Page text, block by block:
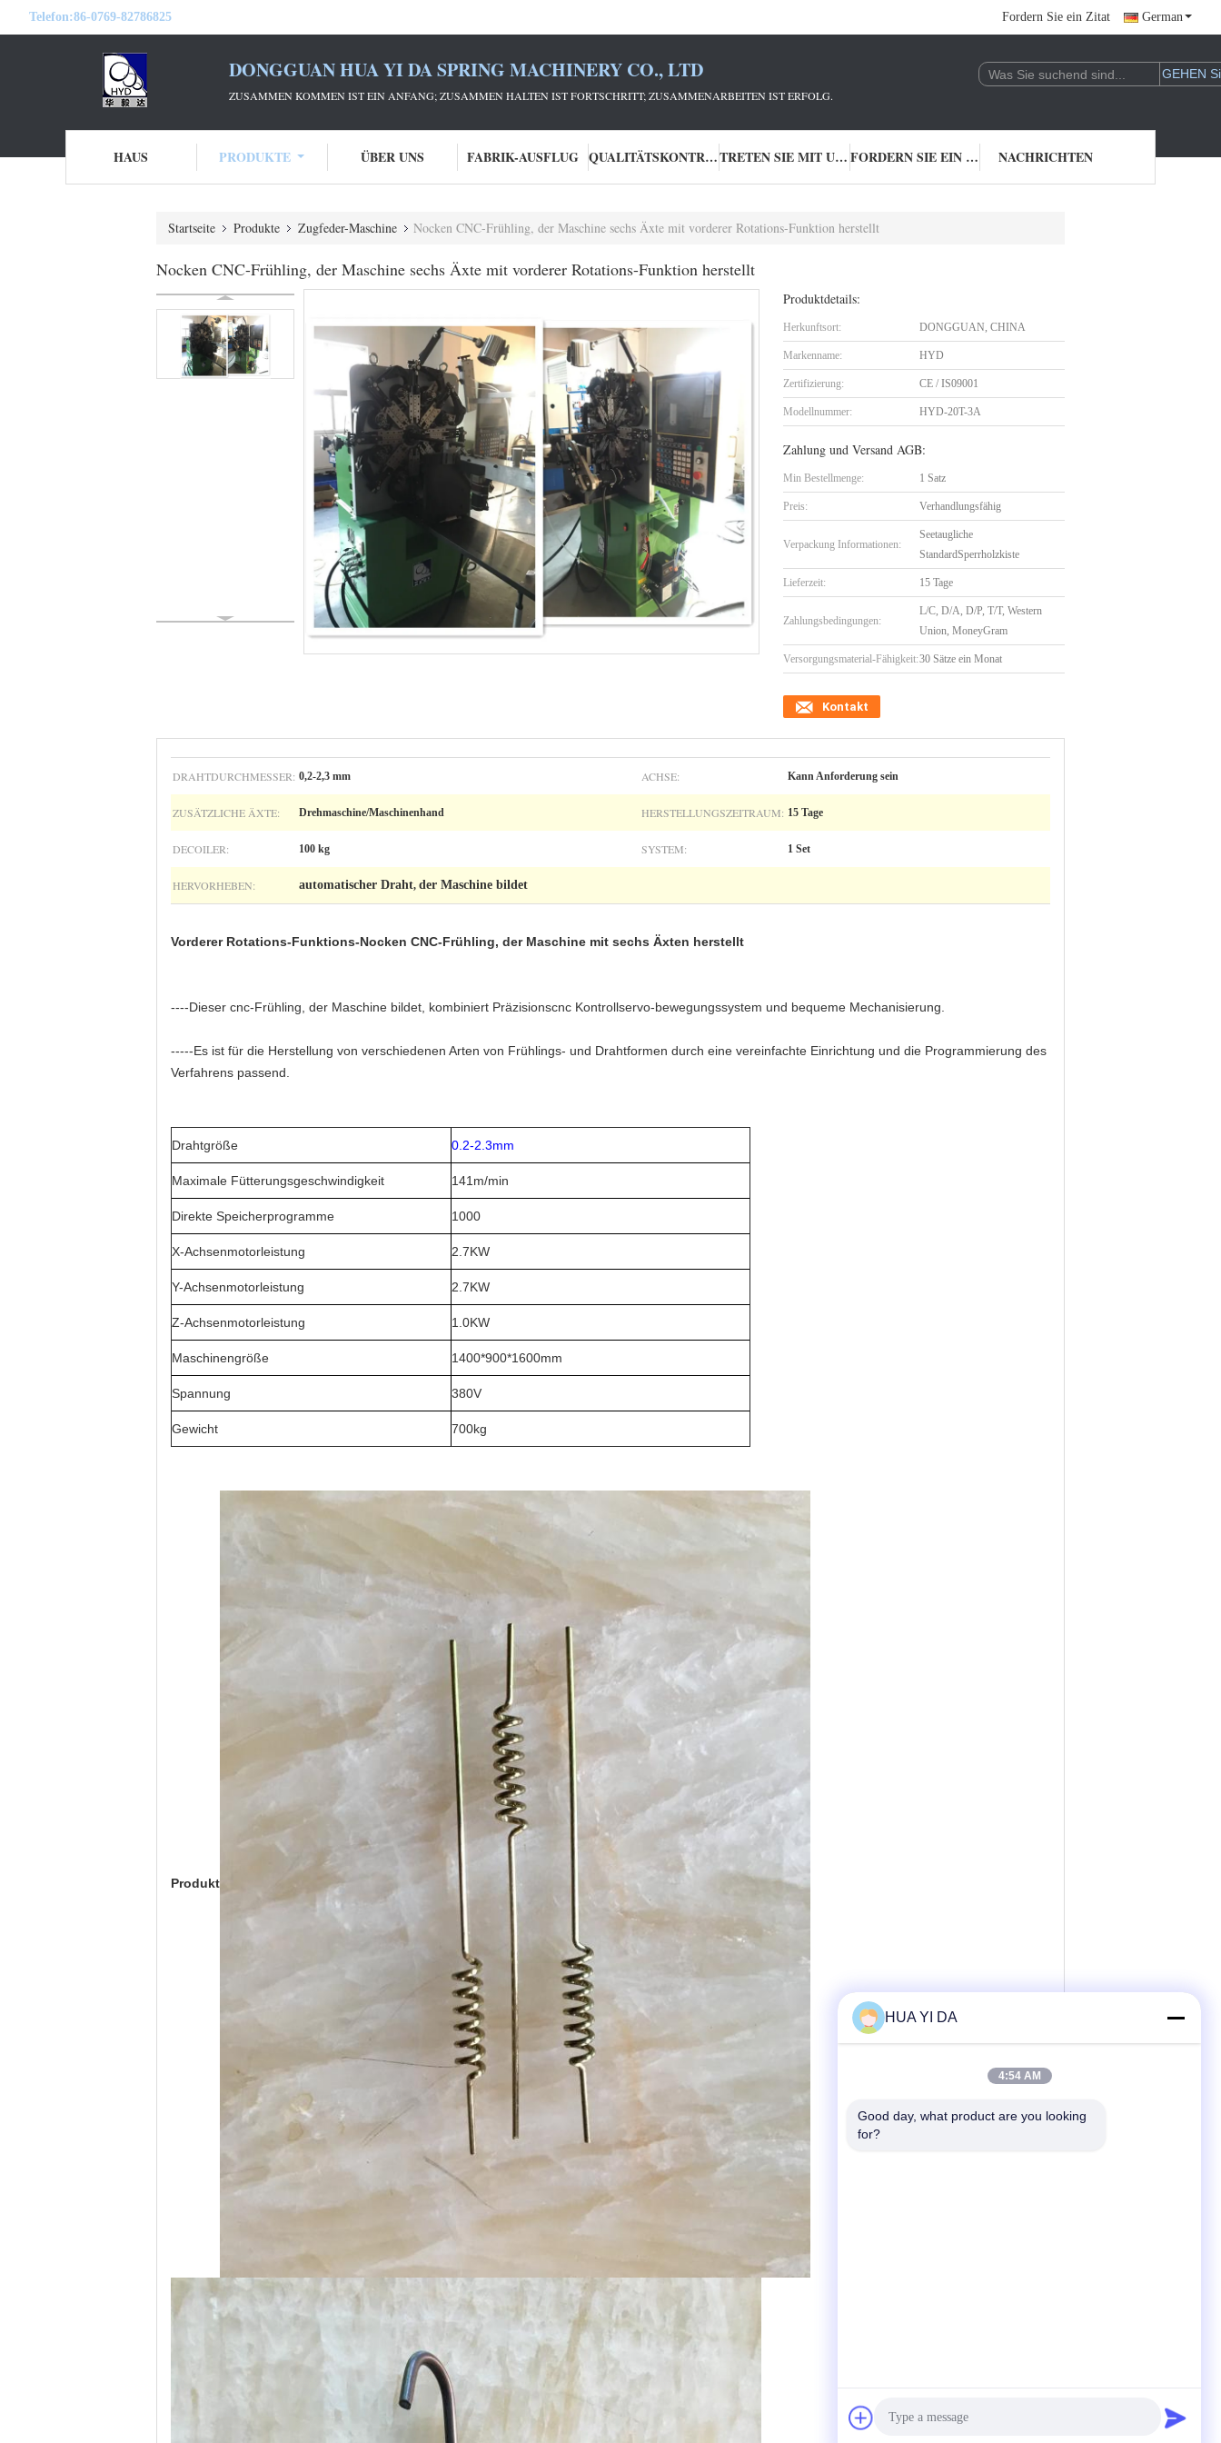
Telefon:86-0769-82786825 Fordern Sie ein Zitat German
DONGGUAN HUA YI DA SPRING MACHINERY CO., LTD
ZUSAMMEN KOMMEN IST EIN ANFANG; ZUSAMMEN HALTEN IST FORTSCHRITT; ZUSAMMENARBEITEN IST ERFOLG.
HAUS PRODUKTE ÜBER UNS FABRIK-AUSFLUG QUALITÄTSKONTROLLE TRETEN SIE MIT UNS IN VERBINDUNG FORDERN SIE EIN ZITAT NACHRICHTEN
Startseite Produkte Zugfeder-Maschine Nocken CNC-Frühling, der Maschine sechs Äxte mit vorderer Rotations-Funktion herstellt
Nocken CNC-Frühling, der Maschine sechs Äxte mit vorderer Rotations-Funktion herstellt
Produktdetails:
Herkunftsort: DONGGUAN, CHINA
Markenname: HYD
Zertifizierung: CE / IS09001
Modellnummer: HYD-20T-3A
Zahlung und Versand AGB:
Min Bestellmenge: 1 Satz
Preis: Verhandlungsfähig
Verpackung Informationen:
Seetaugliche
StandardSperrholzkiste
Lieferzeit: 15 Tage
Zahlungsbedingungen:
L/C, D/A, D/P, T/T, Western
Union, MoneyGram
Versorgungsmaterial-Fähigkeit:30 Sätze ein Monat
Kontakt
DRAHTDURCHMESSER: 0,2-2,3 mm ACHSE: Kann Anforderung sein
ZUSÄTZLICHE ÄXTE: Drehmaschine/Maschinenhand HERSTELLUNGSZEITRAUM: 15 Tage
DECOILER: 100 kg SYSTEM: 1 Set
HERVORHEBEN: automatischer Draht, der Maschine bildet
Vorderer Rotations-Funktions-Nocken CNC-Frühling, der Maschine mit sechs Äxten herstellt
----Dieser cnc-Frühling, der Maschine bildet, kombiniert Präzisionscnc Kontrollservo-bewegungssystem und bequeme Mechanisierung.
-----Es ist für die Herstellung von verschiedenen Arten von Frühlings- und Drahtformen durch eine vereinfachte Einrichtung und die Programmierung des
Verfahrens passend.
Drahtgröße 0.2-2.3mm
Maximale Fütterungsgeschwindigkeit 141m/min
Direkte Speicherprogramme 1000
X-Achsenmotorleistung 2.7KW
Y-Achsenmotorleistung 2.7KW
Z-Achsenmotorleistung 1.0KW
Maschinengröße 1400*900*1600mm
Spannung 380V
Gewicht 700kg
Produkt
HUA YI DA
4:54 AM
Good day, what product are you looking
for?